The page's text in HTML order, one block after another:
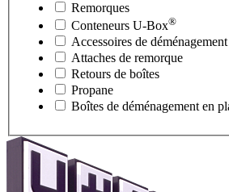
Remorques
Conteneurs U-Box®
Accessoires de déménagement
Attaches de remorque
Retours de boîtes
Propane
Boîtes de déménagement en